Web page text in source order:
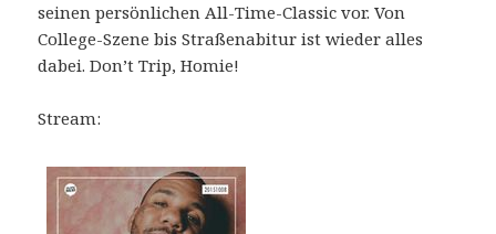
seinen persönlichen All-Time-Classic vor. Von
College-Szene bis Straßenabitur ist wieder alles
dabei. Don’t Trip, Homie!
Stream: